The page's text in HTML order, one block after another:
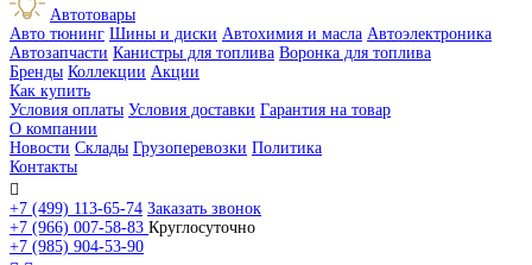
Автотовары
Авто тюнинг Шины и диски Автохимия и масла Автоэлектроника
Автозапчасти Канистры для топлива Воронка для топлива
Бренды Коллекции Акции
Как купить
Условия оплаты Условия доставки Гарантия на товар
О компании
Новости Склады Грузоперевозки Политика
Контакты

+7 (499) 113-65-74 Заказать звонок
+7 (966) 007-58-83 Круглосуточно
+7 (985) 904-53-90